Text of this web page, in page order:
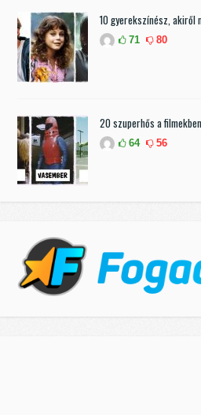
10 gyerekszínész, akiről
71 80
20 szuperhős a
64 56